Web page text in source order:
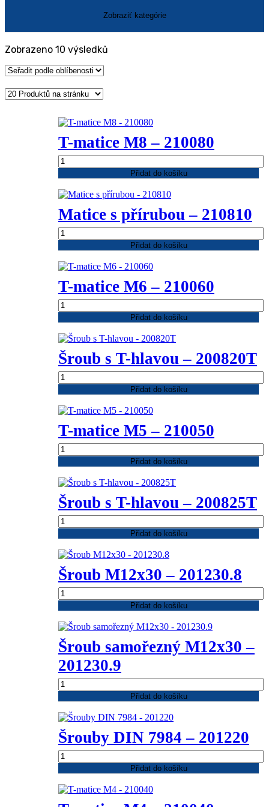
Zobrazeno 10 výsledků
T-matice M8 – 210080
T-
matice
M8
-
množství
Přidat do košíku
Matice s přírubou – 210810
Matice
s
přírubou
-
množství
Přidat do košíku
T-matice M6 – 210060
T-
matice
M6
-
množství
Přidat do košíku
Šroub s T-hlavou – 200820T
Šroub
s
T-
hlavou
200820T
množství
Přidat do košíku
T-matice M5 – 210050
T-
matice
M5
-
množství
Přidat do košíku
Šroub s T-hlavou – 200825T
Šroub
s
T-
hlavou
200825T
množství
Přidat do košíku
Šroub M12x30 – 201230.8
Šroub
M12x30
-
201230.8
Přidat do košíku
Šroub samořezný M12x30 –
201230.9
Šroub
samořezný
M12x30
-
201230.9
množství
Přidat do košíku
Šrouby DIN 7984 – 201220
Šrouby
DIN
7984
-
Přidat do košíku